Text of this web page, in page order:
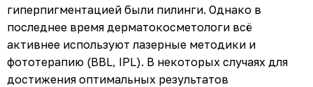
гиперпигментацией были пилинги. Однако в
последнее время дерматокосметологи всё
активнее используют лазерные методики и
фототерапию (BBL, IPL). В некоторых случаях для
достижения оптимальных результатов